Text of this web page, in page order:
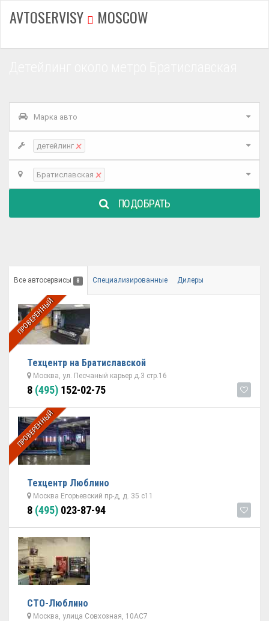
AVTOSERVISY MOSCOW
Марка авто
детейлинг ×
Братиславская ×
ПОДОБРАТЬ
Все автосервисы 8 Специализированные Дилеры
ПРОВЕРЕННЫЙ
Техцентр на Братиславской
Москва, ул. Песчаный карьер д.3 стр.16
8 (495) 152-02-75
ПРОВЕРЕННЫЙ
Техцентр Люблино
Москва Егорьевский пр-д, д. 35 с11
8 (495) 023-87-94
СТО-Люблино
Москва, улица Совхозная, 10АC7